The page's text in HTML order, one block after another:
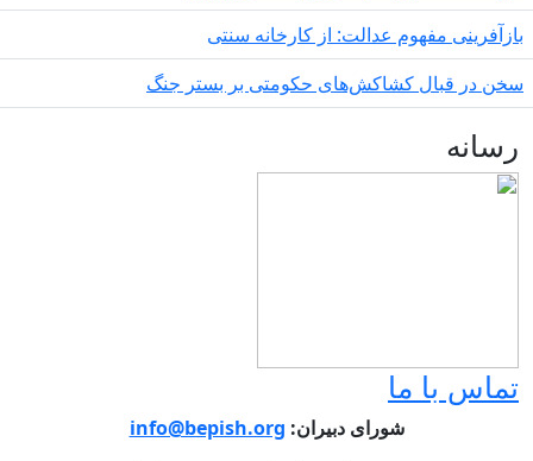
عدالت: از کارخانه سنتی
حکومتی بر بستر جنگ
شورای دبیران:info@bepish.org